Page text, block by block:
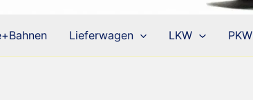
Lieferwagen LKW PKW